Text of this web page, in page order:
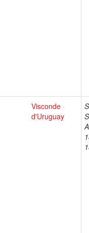
Visconde
d'Uruguay